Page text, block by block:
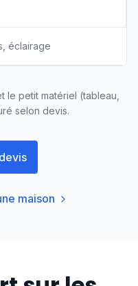
éclairage
petit matériel (tableau,
selon devis.
maison